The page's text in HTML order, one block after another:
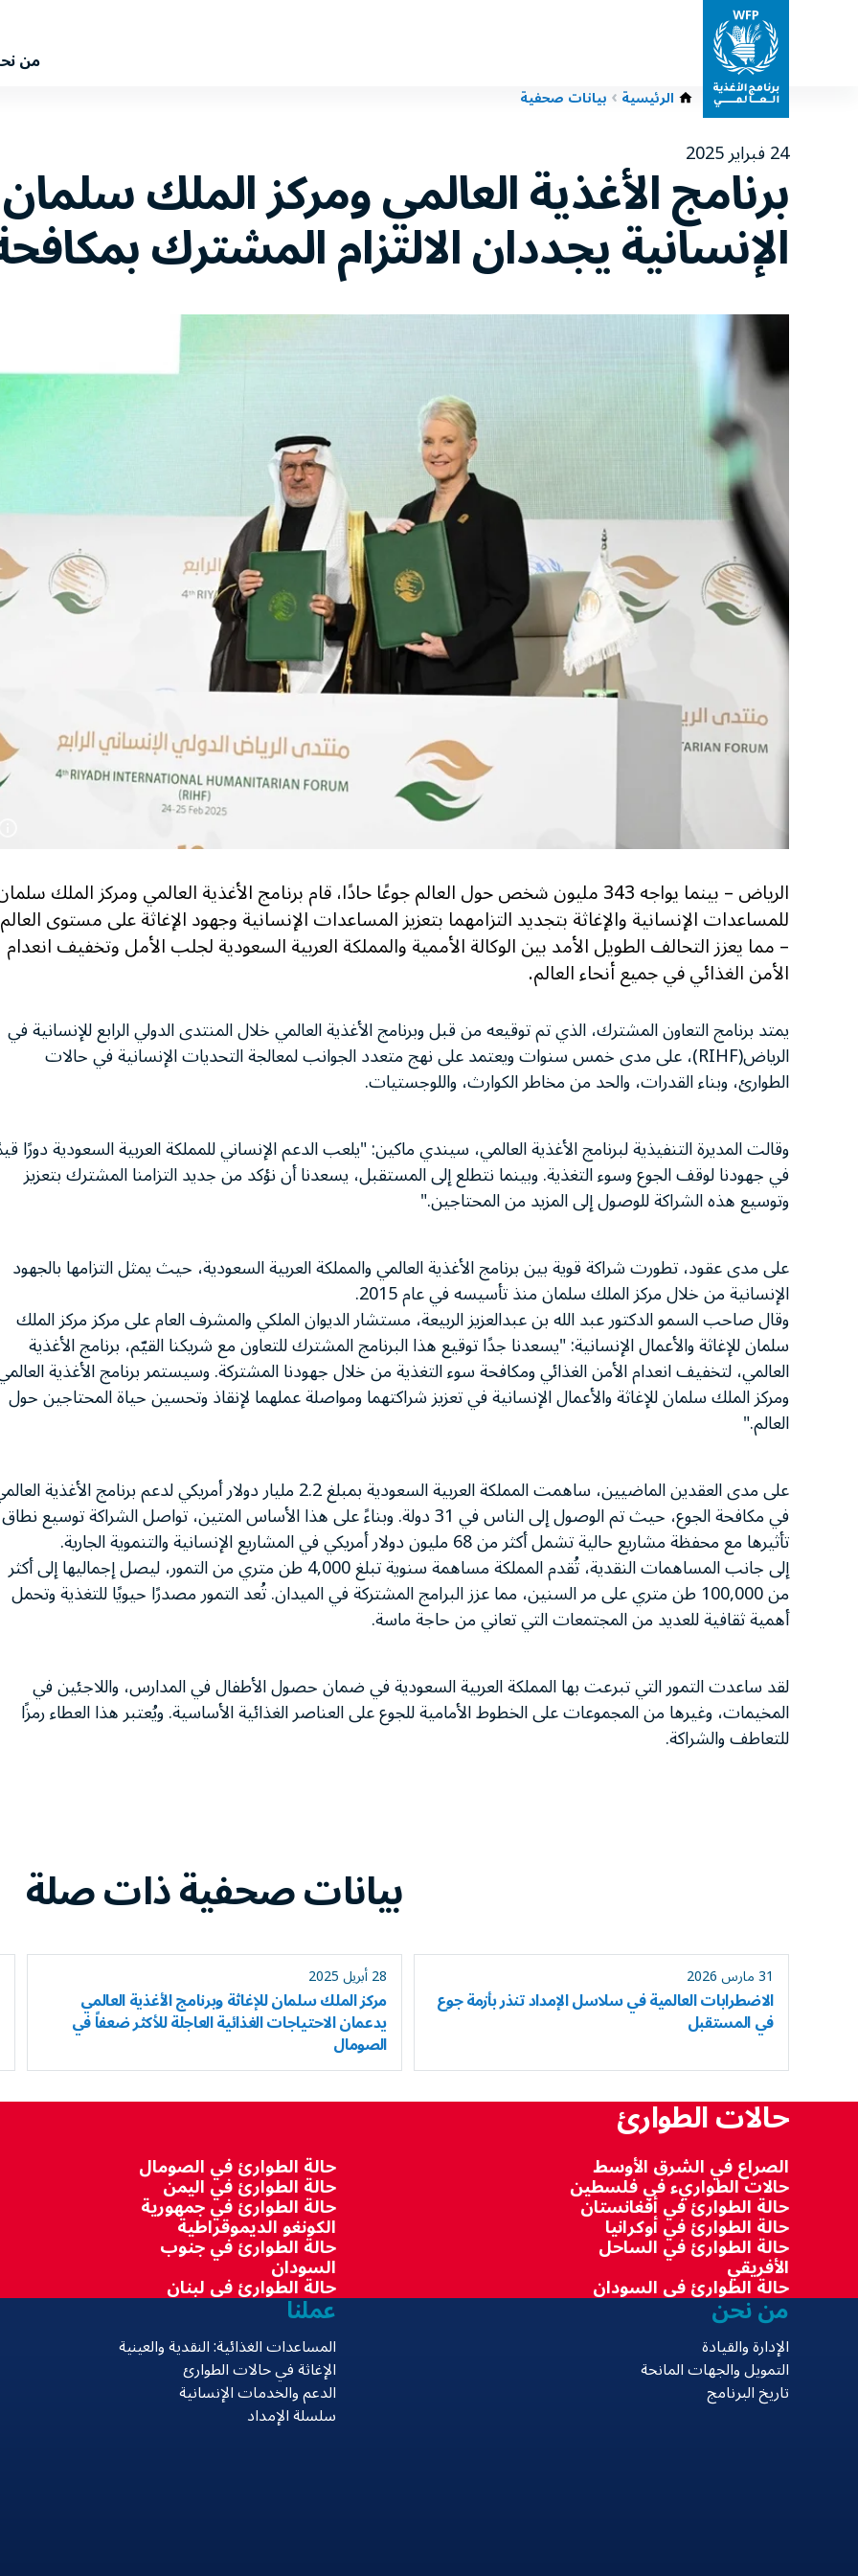
من
الرئيسية بيانات صحفية
24 فبراير 2025
برنامج الأغذية العالمي ومركز الملك
الإنسانية يجددان الالتزام المشترك
الرياض – بينما يواجه 343 مليون شخص حول العالم جوعًا حادًا، قام برنامج الأغذية العالمي ومركز الملك
للمساعدات الإنسانية والإغاثة بتجديد التزامهما بتعزيز المساعدات الإنسانية وجهود الإغاثة على مستوى العالم
– مما يعزز التحالف الطويل الأمد بين الوكالة الأممية والمملكة العربية السعودية لجلب الأمل وتخفيف انعدام
الأمن الغذائي في جميع أنحاء العالم.
يمتد برنامج التعاون المشترك، الذي تم توقيعه من قبل وبرنامج الأغذية العالمي خلال المنتدى الدولي الرابع للإنسانية في
الرياض(RIHF)، على مدى خمس سنوات ويعتمد على نهج متعدد الجوانب لمعالجة التحديات الإنسانية في حالات
الطوارئ، وبناء القدرات، والحد من مخاطر الكوارث، واللوجستيات.
وقالت المديرة التنفيذية لبرنامج الأغذية العالمي، سيندي ماكين: "يلعب الدعم الإنساني للمملكة العربية السعودية دورًا
في جهودنا لوقف الجوع وسوء التغذية. وبينما نتطلع إلى المستقبل، يسعدنا أن نؤكد من جديد التزامنا المشترك بتعزيز
وتوسيع هذه الشراكة للوصول إلى المزيد من المحتاجين."
على مدى عقود، تطورت شراكة قوية بين برنامج الأغذية العالمي والمملكة العربية السعودية، حيث يمثل التزامها بالجهود
الإنسانية من خلال مركز الملك سلمان منذ تأسيسه في عام 2015.
وقال صاحب السمو الدكتور عبد الله بن عبدالعزيز الربيعة، مستشار الديوان الملكي والمشرف العام على مركز مركز الملك
سلمان للإغاثة والأعمال الإنسانية: "يسعدنا جدًا توقيع هذا البرنامج المشترك للتعاون مع شريكنا القيّم، برنامج الأغذية
العالمي، لتخفيف انعدام الأمن الغذائي ومكافحة سوء التغذية من خلال جهودنا المشتركة. وسيستمر برنامج الأغذية
ومركز الملك سلمان للإغاثة والأعمال الإنسانية في تعزيز شراكتهما ومواصلة عملهما لإنقاذ وتحسين حياة المحتاجين حول
العالم."
على مدى العقدين الماضيين، ساهمت المملكة العربية السعودية بمبلغ 2.2 مليار دولار أمريكي لدعم برنامج الأغذية
في مكافحة الجوع، حيث تم الوصول إلى الناس في 31 دولة. وبناءً على هذا الأساس المتين، تواصل الشراكة توسيع نطاق
تأثيرها مع محفظة مشاريع حالية تشمل أكثر من 68 مليون دولار أمريكي في المشاريع الإنسانية والتنموية الجارية.
إلى جانب المساهمات النقدية، تُقدم المملكة مساهمة سنوية تبلغ 4,000 طن متري من التمور، ليصل إجماليها إلى أكثر
من 100,000 طن متري على مر السنين، مما عزز البرامج المشتركة في الميدان. تُعد التمور مصدرًا حيويًا للتغذية وتحمل
أهمية ثقافية للعديد من المجتمعات التي تعاني من حاجة ماسة.
لقد ساعدت التمور التي تبرعت بها المملكة العربية السعودية في ضمان حصول الأطفال في المدارس، واللاجئين في
المخيمات، وغيرها من المجموعات على الخطوط الأمامية للجوع على العناصر الغذائية الأساسية. ويُعتبر هذا العطاء رمزًا
للتعاطف والشراكة.
بيانات صحفية ذات صلة
31 مارس 2026
الاضطرابات العالمية في سلاسل الإمداد تنذر بأزمة جوع
في المستقبل
28 أبريل 2025
مركز الملك سلمان للإغاثة وبرنامج الأغذية العالمي
يدعمان الاحتياجات الغذائية العاجلة للأكثر ضعفاً في
الصومال
حالات الطوارئ
الصراع في الشرق الأوسط
حالات الطواريء في فلسطين
حالة الطوارئ في أفغانستان
حالة الطوارئ في أوكرانيا
حالة الطوارئ في الساحل
الأفريقي
حالة الطوارئ في السودان
حالة الطوارئ في الصومال
حالة الطوارئ في اليمن
حالة الطوارئ في جمهورية
الكونغو الديموقراطية
حالة الطوارئ في جنوب
السودان
حالة الطوارئ في لبنان من نحن
الإدارة والقيادة
التمويل والجهات المانحة
تاريخ البرنامج
عملنا
المساعدات الغذائية: النقدية والعينية
الإغاثة في حالات الطوارئ
الدعم والخدمات الإنسانية
سلسلة الإمداد